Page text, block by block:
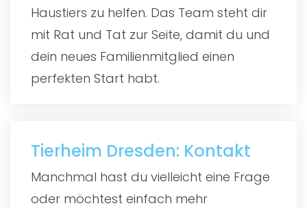
Haustiers zu helfen. Das Team steht dir
mit Rat und Tat zur Seite, damit du und
dein neues Familienmitglied einen
perfekten Start habt.
Tierheim Dresden: Kontakt
Manchmal hast du vielleicht eine Frage
oder möchtest einfach mehr